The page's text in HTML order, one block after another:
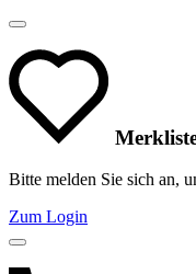
Bitte melden Sie sich an,
Zum Login